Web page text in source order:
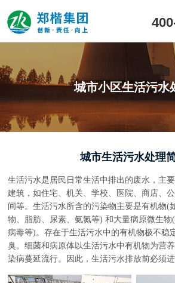
城市小区生活污水
INTRODUCTION
城市生活污水处理
生活污水是居民日常生活中排出的废水，主
建筑，如住宅、机关、学校、医院、商店、
间等。生活污水所含的污染物主要是有机物(
物、脂肪、尿素、氨氮等) 和大量病原微生
病毒等)。存在于生活污水中的有机物极不稳
臭。细菌和病原体以生活污水中有机物为营
染病蔓延流行。因此，生活污水排放前必须进